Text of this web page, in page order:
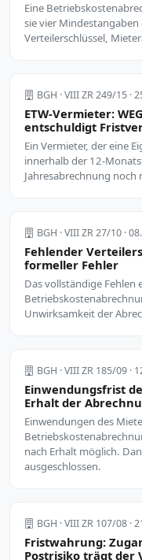
Eine
sie vier
Verteilerschlüssel,
BGH · VIII ZR 249/15 ·
ETW-Vermieter:
entschuldigt
Ein Vermieter, der eine
innerhalb der 12-
Jahresabrechnung noch
BGH · VIII ZR 27/10 ·
Fehlender
formeller Fehler
Das vollständige Fehlen
Unwirksamkeit der
BGH · VIII ZR 185/09 ·
Einwendungsfrist
Erhalt der
Einwendungen des
nach Erhalt möglich.
ausgeschlossen.
BGH · VIII ZR 107/08 ·
Fristwahrung:
Postrisiko trägt der